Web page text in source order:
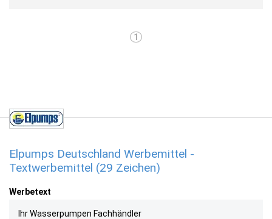
1
Elpumps Deutschland Werbemittel -
Textwerbemittel (29 Zeichen)
Werbetext
Ihr Wasserpumpen Fachhändler